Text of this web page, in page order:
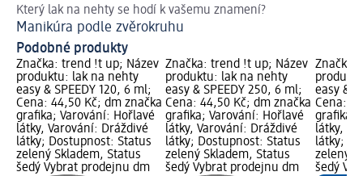
Který lak na nehty se hodí k vašemu znamení?
Manikúra podle zvěrokruhu
Podobné produkty
Značka: trend !t up; Název
produktu: lak na nehty
easy & SPEEDY 120, 6 ml;
Cena: 44,50 Kč; dm značka
grafika; Varování: Hořlavé
látky, Varování: Dráždivé
látky; Dostupnost: Status
zelený Skladem, Status
šedý Vybrat prodejnu dm
Značka: trend !t up; Název
produktu: lak na nehty
easy & SPEEDY 250, 6 ml;
Cena: 44,50 Kč; dm značka
grafika; Varování: Hořlavé
látky, Varování: Dráždivé
látky; Dostupnost: Status
zelený Skladem, Status
šedý Vybrat prodejnu dm
Značka:
easy &
Cena:
grafika;
látky,
látky;
zelený
šedý